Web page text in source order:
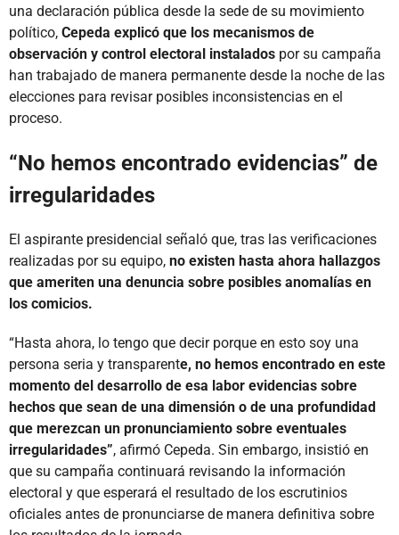
una declaración pública desde la sede de su movimiento
político, Cepeda explicó que los mecanismos de
observación y control electoral instalados por su campaña
han trabajado de manera permanente desde la noche de las
elecciones para revisar posibles inconsistencias en el
proceso.
“No hemos encontrado evidencias” de
irregularidades
El aspirante presidencial señaló que, tras las verificaciones
realizadas por su equipo, no existen hasta ahora hallazgos
que ameriten una denuncia sobre posibles anomalías en
los comicios.
“Hasta ahora, lo tengo que decir porque en esto soy una
persona seria y transparente, no hemos encontrado en este
momento del desarrollo de esa labor evidencias sobre
hechos que sean de una dimensión o de una profundidad
que merezcan un pronunciamiento sobre eventuales
irregularidades”, afirmó Cepeda. Sin embargo, insistió en
que su campaña continuará revisando la información
electoral y que esperará el resultado de los escrutinios
oficiales antes de pronunciarse de manera definitiva sobre